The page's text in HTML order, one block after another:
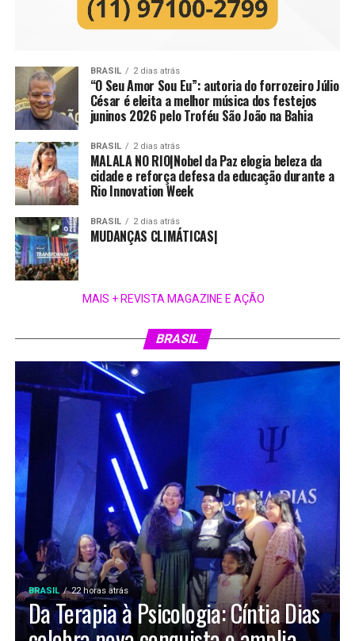
BRASIL 2 dias atrás
“O Seu Amor Sou Eu”: autoria do forrozeiro Júlio
César é eleita a melhor música dos festejos
juninos 2026 pelo Troféu São João na Bahia
BRASIL 2 dias atrás
MALALA NO RIO|Nobel da Paz elogia beleza da
cidade e reforça defesa da educação durante a
Rio Innovation Week
BRASIL 2 dias atrás
MUDANÇAS CLIMÁTICAS|
MAIS + REVISTA MAGAZINE E AÇÃO
BRASIL
BRASIL 22 horas atrás
Da Terapia à Psicologia: Cíntia Dias